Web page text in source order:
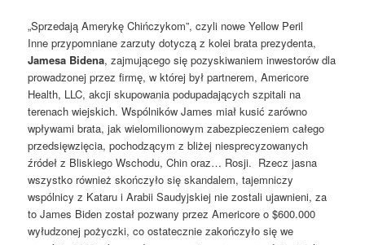
„Sprzedają Amerykę Chińczykom”, czyli nowe Yellow Peril
Inne przypomniane zarzuty dotyczą z kolei brata prezydenta,
Jamesa Bidena, zajmującego się pozyskiwaniem inwestorów dla
prowadzonej przez firmę, w której był partnerem, Americore
Health, LLC, akcji skupowania podupadających szpitali na
terenach wiejskich. Wspólników James miał kusić zarówno
wpływami brata, jak wielomilionowym zabezpieczeniem całego
przedsięwzięcia, pochodzącym z bliżej niesprecyzowanych
źródeł z Bliskiego Wschodu, Chin oraz… Rosji. Rzecz jasna
wszystko również skończyło się skandalem, tajemniczy
wspólnicy z Kataru i Arabii Saudyjskiej nie zostali ujawnieni, za
to James Biden został pozwany przez Americore o $600.000
wyłudzonej pożyczki, co ostatecznie zakończyło się we